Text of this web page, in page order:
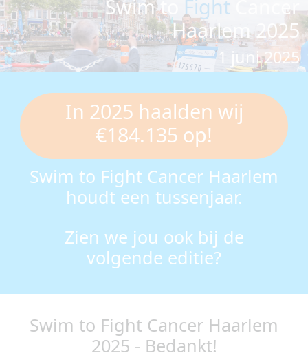
Swimto Fight
Cancer
Haarlem 2025
1 juni 2025
In 2025 haalden wij
€184.135 op!
Swim to Fight Cancer Haarlem
houdt een tussenjaar.
Zien we jou ook bij de
volgende editie?
Swim to Fight Cancer Haarlem
2025 - Bedankt!